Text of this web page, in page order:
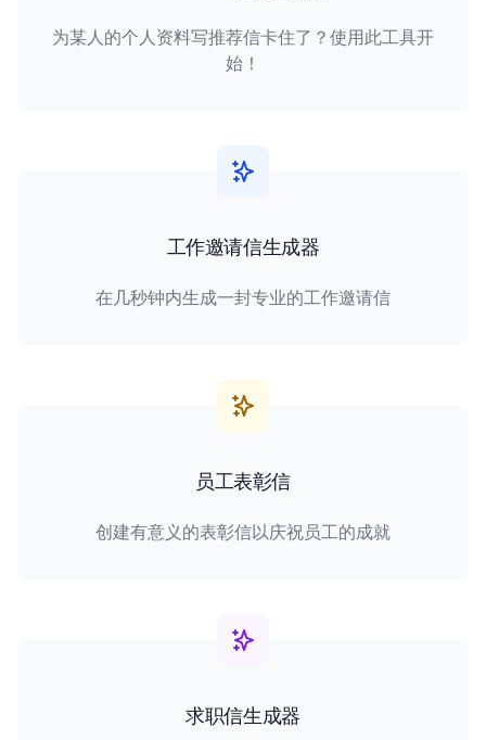
为某人的个人资料写推荐信卡住了？使用此工具开
始！
工作邀请信生成器
在几秒钟内生成一封专业的工作邀请信
员工表彰信
创建有意义的表彰信以庆祝员工的成就
求职信生成器